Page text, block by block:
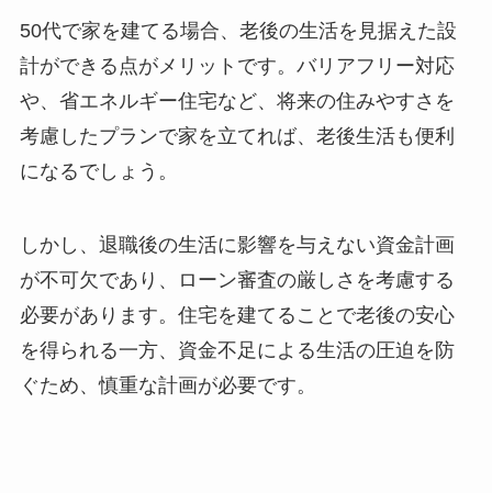
50代で家を建てる場合、老後の生活を見据えた設
計ができる点がメリットです。バリアフリー対応
や、省エネルギー住宅など、将来の住みやすさを
考慮したプランで家を立てれば、老後生活も便利
になるでしょう。
しかし、退職後の生活に影響を与えない資金計画
が不可欠であり、ローン審査の厳しさを考慮する
必要があります。住宅を建てることで老後の安心
を得られる一方、資金不足による生活の圧迫を防
ぐため、慎重な計画が必要です。